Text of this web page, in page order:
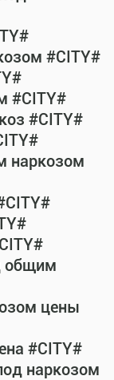
#CITY#
#CITY#
#CITY#
наркозом
общим
цены
#CITY#
наркозом